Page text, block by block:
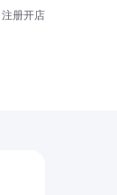
注册开店